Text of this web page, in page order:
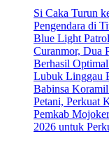
Si Caka Turun
Pengendara di
Blue Light
Curanmor, Dua
Berhasil
Lubuk Linggau
Babinsa
Petani, Perkuat
Pemkab
2026 untuk